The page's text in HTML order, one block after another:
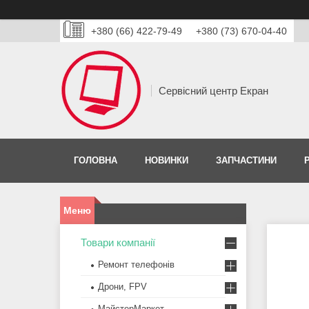
+380 (66) 422-79-49 +380 (73) 670-04-40
Сервісний центр Екран
ГОЛОВНА НОВИНКИ ЗАПЧАСТИНИ
Товари компанії
Ремонт телефонів
Дрони, FPV